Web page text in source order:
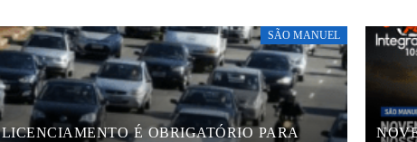
SÃO MANUEL
LICENCIAMENTO É OBRIGATÓRIO PARA